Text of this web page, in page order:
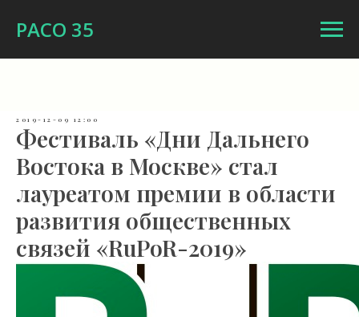
РАСО 35
2019-12-09 12:00
Фестиваль «Дни Дальнего
Востока в Москве» стал
лауреатом премии в области
развития общественных
связей «RuPoR-2019»